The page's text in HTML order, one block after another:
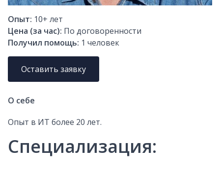
Опыт: 10+ лет
Цена (за час): По договоренности
Получил помощь: 1 человек
Оставить заявку
О себе
Опыт в ИТ более 20 лет.
Специализация: